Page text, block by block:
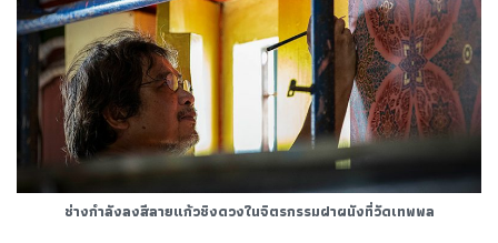
ช่างกำลังลงสีลายแก้วชิงดวงในจิตรกรรมฝาผนังที่วัดเทพพล